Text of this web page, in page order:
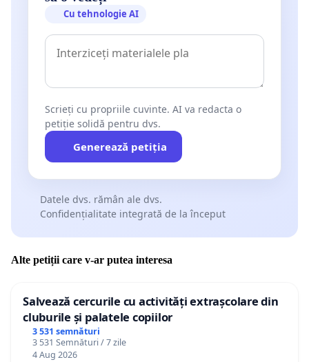
Cu tehnologie AI
Scrieți cu propriile cuvinte. AI va redacta o
petiție solidă pentru dvs.
Generează petiția
Datele dvs. rămân ale dvs.
Confidențialitate integrată de la început
Alte petiții care v-ar putea interesa
Salvează cercurile cu activități extrașcolare din
cluburile și palatele copiilor
3 531 semnături
3 531 Semnături / 7 zile
4 Aug 2026